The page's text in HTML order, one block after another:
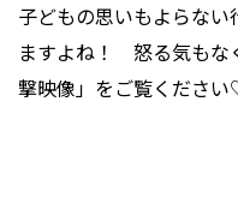
子どもの思いもよらない
ますよね！ 怒る気もな
撃映像」をご覧くださ